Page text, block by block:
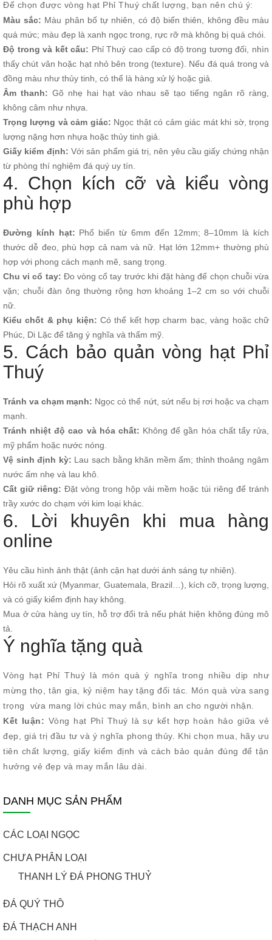
Để chọn được vòng hạt Phỉ Thuý chất lượng, bạn nên chú ý:
Màu sắc: Màu phân bố tự nhiên, có độ biến thiên, không đều màu
quá mức; màu đẹp là xanh ngọc trong, rực rỡ mà không bị quá chói.
Độ trong và kết cấu: Phỉ Thuý cao cấp có độ trong tương đối, nhìn
thấy chút vân hoặc hạt nhỏ bên trong (texture). Nếu đá quá trong và
đồng màu như thủy tinh, có thể là hàng xử lý hoặc giả.
Âm thanh: Gõ nhẹ hai hạt vào nhau sẽ tạo tiếng ngân rõ ràng,
không câm như nhựa.
Trọng lượng và cảm giác: Ngọc thật có cảm giác mát khi sờ, trọng
lượng nặng hơn nhựa hoặc thủy tinh giả.
Giấy kiểm định: Với sản phẩm giá trị, nên yêu cầu giấy chứng nhận
từ phòng thí nghiệm đá quý uy tín.
4. Chọn kích cỡ và kiểu vòng
phù hợp
Đường kính hạt: Phổ biến từ 6mm đến 12mm; 8–10mm là kích
thước dễ đeo, phù hợp cả nam và nữ. Hạt lớn 12mm+ thường phù
hợp với phong cách mạnh mẽ, sang trọng.
Chu vi cổ tay: Đo vòng cổ tay trước khi đặt hàng để chọn chuỗi vừa
vặn; chuỗi đàn ông thường rộng hơn khoảng 1–2 cm so với chuỗi
nữ.
Kiểu chốt & phụ kiện: Có thể kết hợp charm bạc, vàng hoặc chữ
Phúc, Di Lặc để tăng ý nghĩa và thẩm mỹ.
5. Cách bảo quản vòng hạt Phỉ
Thuý
Tránh va chạm mạnh: Ngọc có thể nứt, sứt nếu bị rơi hoặc va chạm
mạnh.
Tránh nhiệt độ cao và hóa chất: Không để gần hóa chất tẩy rửa,
mỹ phẩm hoặc nước nóng.
Vệ sinh định kỳ: Lau sạch bằng khăn mềm ẩm; thỉnh thoảng ngâm
nước ấm nhẹ và lau khô.
Cất giữ riêng: Đặt vòng trong hộp vải mềm hoặc túi riêng để tránh
trầy xước do chạm với kim loại khác.
6. Lời khuyên khi mua hàng
online
Yêu cầu hình ảnh thật (ảnh cận hạt dưới ánh sáng tự nhiên).
Hỏi rõ xuất xứ (Myanmar, Guatemala, Brazil…), kích cỡ, trọng lượng,
và có giấy kiểm định hay không.
Mua ở cửa hàng uy tín, hỗ trợ đổi trả nếu phát hiện không đúng mô
tả.
Ý nghĩa tặng quà
Vòng hạt Phỉ Thuý là món quà ý nghĩa trong nhiều dịp như
mừng thọ, tân gia, kỷ niệm hay tặng đối tác. Món quà vừa sang
trọng vừa mang lời chúc may mắn, bình an cho người nhận.
Kết luận: Vòng hạt Phỉ Thuý là sự kết hợp hoàn hảo giữa vẻ
đẹp, giá trị đầu tư và ý nghĩa phong thủy. Khi chọn mua, hãy ưu
tiên chất lượng, giấy kiểm định và cách bảo quản đúng để tận
hưởng vẻ đẹp và may mắn lâu dài.
DANH MỤC SẢN PHẨM
CÁC LOẠI NGỌC
CHƯA PHÂN LOẠI
THANH LÝ ĐÁ PHONG THUỶ
ĐÁ QUÝ THÔ
ĐÁ THẠCH ANH